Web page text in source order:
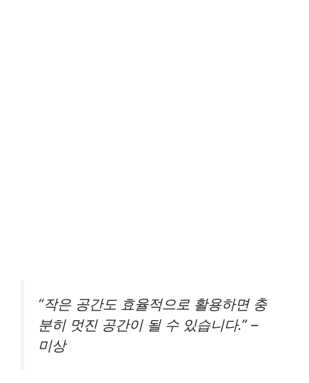
“작은 공간도 효율적으로 활용하면 충
분히 멋진 공간이 될 수 있습니다.” –
미상